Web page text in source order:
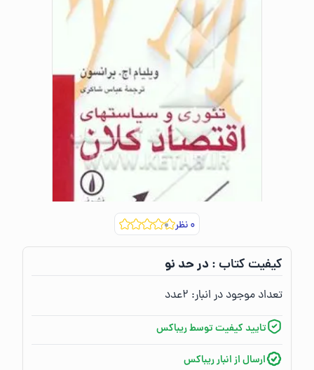
۰نظر
کیفیت کتاب :‌در حد نو
تعداد موجود در انبار:‌ ۲عدد
تایید کیفیت توسط ریباکس
ارسال از انبار ریباکس